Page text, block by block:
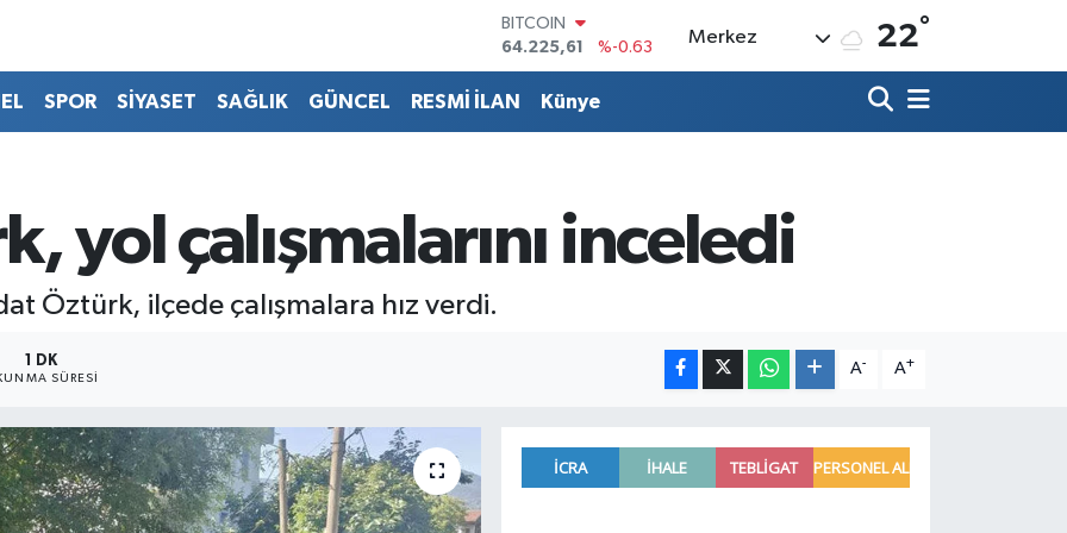
DOLAR
47,7143
%0.16
EURO
55,0317
%-0.02
BİST100
13.799
%70
BITCOIN
Merkez 22°
SPOR SİYASET SAĞLIK GÜNCEL RESMİ İLAN Künye
yol çalışmalarını inceledi
Öztürk, ilçede çalışmalara hız verdi.
1 DK
SÜRESI
A- A+